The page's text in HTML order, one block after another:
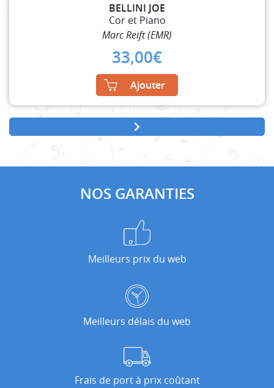
BELLINI JOE
Cor et Piano
Marc Reift (EMR)
33,00€
Ajouter
NOS GARANTIES
Meilleurs prix du web
Meilleurs délais du web
Frais de port à prix coûtant